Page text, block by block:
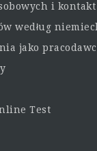
i kontakt
według
jako
Test